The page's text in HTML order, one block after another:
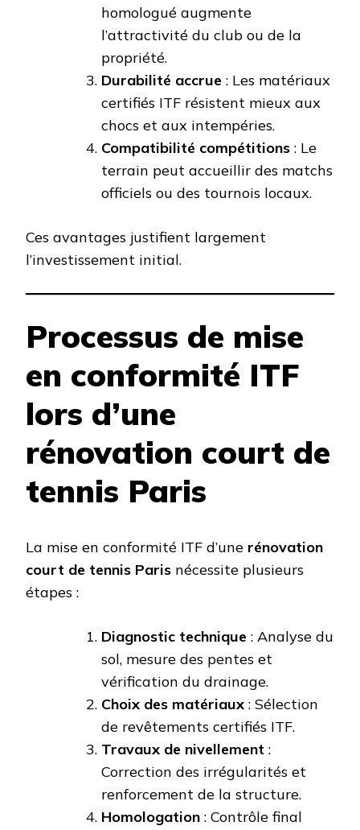
homologué augmente
l’attractivité du club ou de la
propriété.
Durabilité accrue : Les matériaux
certifiés ITF résistent mieux aux
chocs et aux intempéries.
Compatibilité compétitions : Le
terrain peut accueillir des matchs
officiels ou des tournois locaux.
Ces avantages justifient largement
l’investissement initial.
Processus de mise
en conformité ITF
lors d’une
rénovation court de
tennis Paris
La mise en conformité ITF d’une rénovation
court de tennis Paris nécessite plusieurs
étapes :
Diagnostic technique : Analyse du
sol, mesure des pentes et
vérification du drainage.
Choix des matériaux : Sélection
de revêtements certifiés ITF.
Travaux de nivellement :
Correction des irrégularités et
renforcement de la structure.
Homologation : Contrôle final